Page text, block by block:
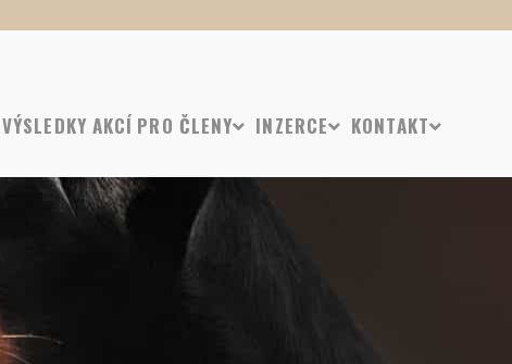
VÝSLEDKY AKCÍ PRO ČLENY INZERCE KONTAKT